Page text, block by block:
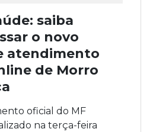
saiba
o novo
atendimento
de Morro
oficial do MF
na terça-feira